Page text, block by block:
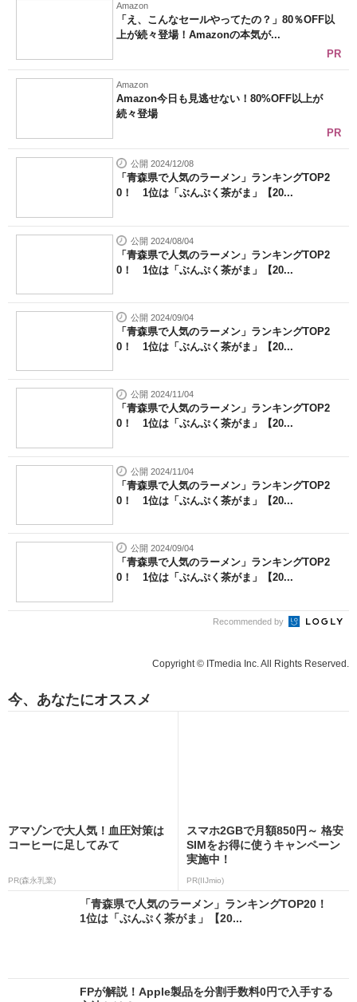
Amazon
「え、こんなセールやってたの？」80％OFF以
上が続々登場！Amazonの本気が...
PR
Amazon
Amazon今日も見逃せない！80%OFF以上が
続々登場
PR
公開 2024/12/08
「青森県で人気のラーメン」ランキングTOP2
0！ 1位は「ぶんぷく茶がま」【20...
公開 2024/08/04
「青森県で人気のラーメン」ランキングTOP2
0！ 1位は「ぶんぷく茶がま」【20...
公開 2024/09/04
「青森県で人気のラーメン」ランキングTOP2
0！ 1位は「ぶんぷく茶がま」【20...
公開 2024/11/04
「青森県で人気のラーメン」ランキングTOP2
0！ 1位は「ぶんぷく茶がま」【20...
公開 2024/11/04
「青森県で人気のラーメン」ランキングTOP2
0！ 1位は「ぶんぷく茶がま」【20...
公開 2024/09/04
「青森県で人気のラーメン」ランキングTOP2
0！ 1位は「ぶんぷく茶がま」【20...
Recommended by
Copyright © ITmedia Inc. All Rights Reserved.
今、あなたにオススメ
アマゾンで大人気！血圧対策は
コーヒーに足してみて
PR(森永乳業)
スマホ2GBで月額850円～ 格安
SIMをお得に使うキャンペーン
実施中！
PR(IIJmio)
「青森県で人気のラーメン」ランキングTOP20！
1位は「ぶんぷく茶がま」【20...
FPが解説！Apple製品を分割手数料0円で入手する